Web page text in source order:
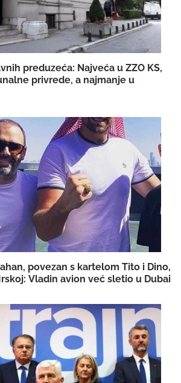
preduzeća: Najveća u ZZO KS,
privrede, a najmanje u
povezan s kartelom Tito i Dino,
Vladin avion već sletio u Dubai